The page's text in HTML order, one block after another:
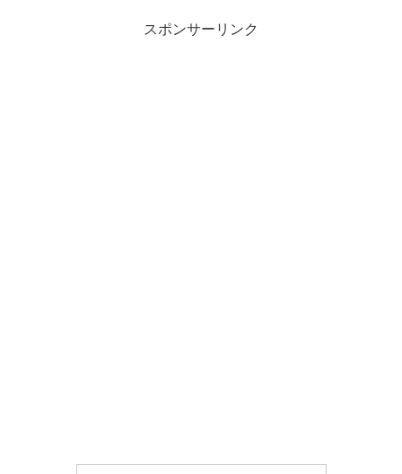
スポンサーリンク